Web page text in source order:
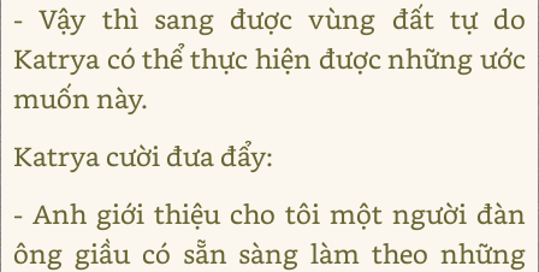
- Vậy thì sang được vùng đất tự do
Katrya có thể thực hiện được những ước
muốn này.
Katrya cười đưa đẩy:
- Anh giới thiệu cho tôi một người đàn
ông giầu có sẵn sàng làm theo những